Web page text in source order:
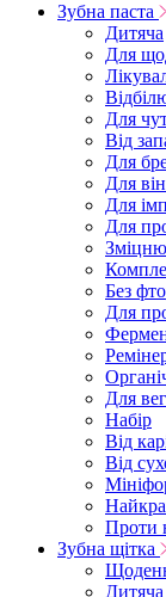
Зубна паста
Дитяча
Для
Для
Від
Для
Для
Для
Для
Без
Для
Для
Набір
Від
Від
Проти
Зубна щітка
Дитяча